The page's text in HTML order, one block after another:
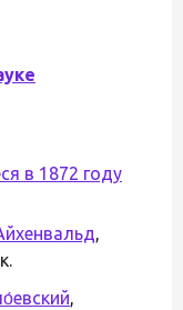
в 1872 году
,
,